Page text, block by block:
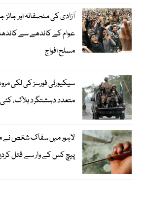
آزادی کی منصفانہ اور
عوام کے کاندھے سے
مسلح افواج
سیکیورٹی فورسز کی لکی
متعدد دہشتگرد ہلاک، کئی
لاہور میں سفاک شخص نے
پیچ کس کے وار سے قتل